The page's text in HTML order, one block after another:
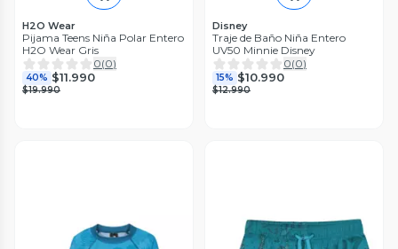
H2O Wear
Pijama Teens Niña Polar Entero
H2O Wear Gris
0(0)
40% $11.990
$19.990
Disney
Traje de Baño Niña Entero
UV50 Minnie Disney
0(0)
15% $10.990
$12.990